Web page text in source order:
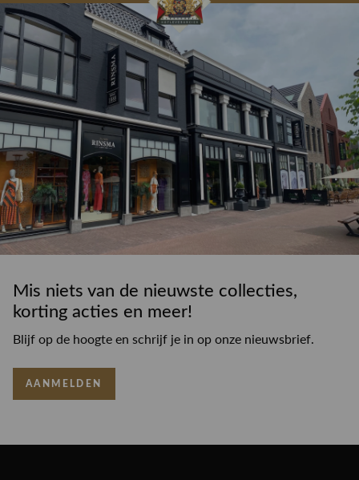
drankje
de winkel
kledingadvies
winkeloppervlak
Mis niets van de nieuwste collecties,
korting acties en meer!
Blijf op de hoogte en schrijf je in op onze nieuwsbrief.
AANMELDEN